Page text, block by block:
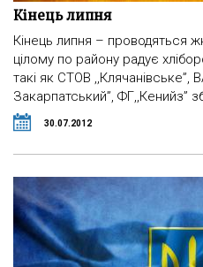
Кінець липня
Кінець липня – проводяться
цілому по району радує
такі як СТОВ ,,Клячанівське”,
Закарпатський”, ФГ,,Кенийз”
30.07.2012